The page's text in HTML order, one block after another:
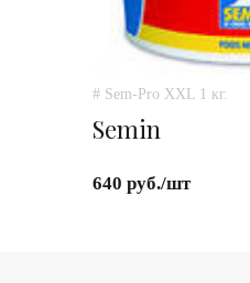
# Sem-Pro XXL 1 кг.
Semin
640 руб./шт